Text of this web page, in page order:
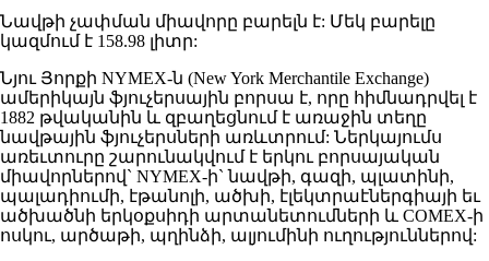
Նավթի չափման միավորը բարելն է: Մեկ բարելը
կազմում է 158.98 լիտր:
Նյու Յորքի NYMEХ-ն (New York Merchantile Exchange)
ամերիկայն ֆյուչերսային բորսա է, որը հիմնադրվել է
1882 թվականին և զբաղեցնում է առաջին տեղը
նավթային ֆյուչերսների առևտրում: Ներկայումս
առեւտուրը շարունակվում է երկու բորսայական
միավորներով` NYMEX-ի` նավթի, գազի, պլատինի,
պալադիումի, էթանոլի, ածխի, էլեկտրաէներգիայի եւ
ածխածնի երկօքսիդի արտանետումների և COMEX-ի
ոսկու, արծաթի, պղինձի, ալյումինի ուղություններով: